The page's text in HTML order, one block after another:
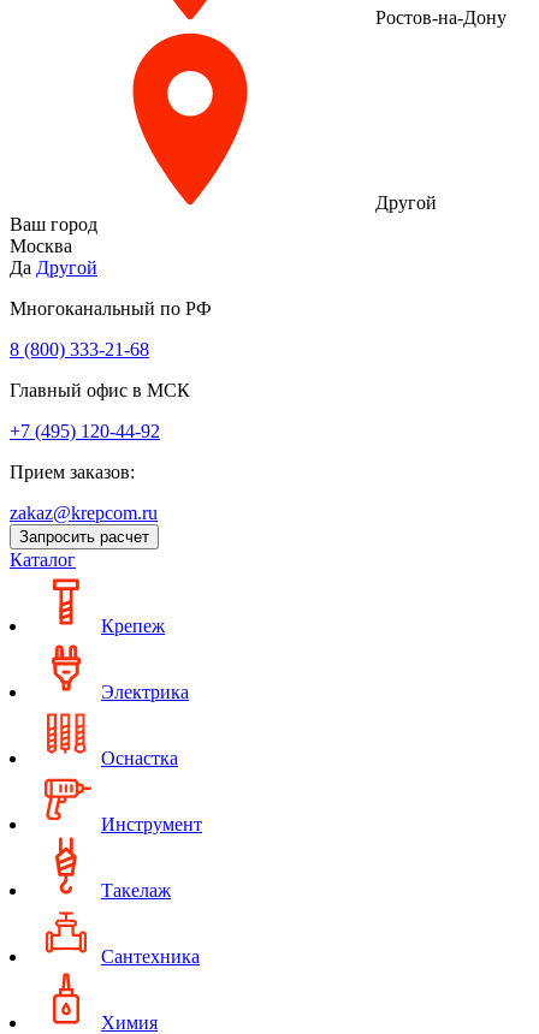
Ростов-на-Дону
Другой
Ваш город
Москва
Да Другой
Многоканальный по РФ
8 (800) 333‑21-68
Главный офис в МСК
+7 (495) 120-44-92
Прием заказов:
zakaz@krepcom.ru
Запросить расчет
Каталог
Крепеж
Электрика
Оснастка
Инструмент
Такелаж
Сантехника
Химия